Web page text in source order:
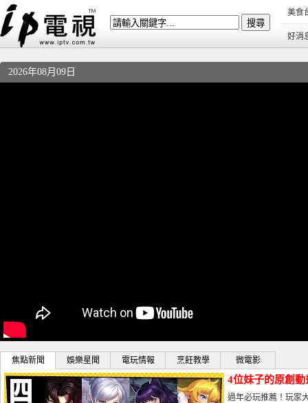
美食
好消
2026年08月09日
焦點新聞 娛樂星聞 電玩情報 烹飪教學 微電影
4位妹子的原創
曝光_電玩宅速配
過年必玩推薦！玩家